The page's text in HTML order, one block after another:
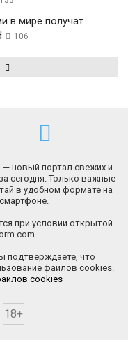
в мире получат
106
— новый портал свежих и
сегодня. Только важные
в удобном формате на
при условии открытой
подтверждаете, что
файлов cookies.
cookies
18+